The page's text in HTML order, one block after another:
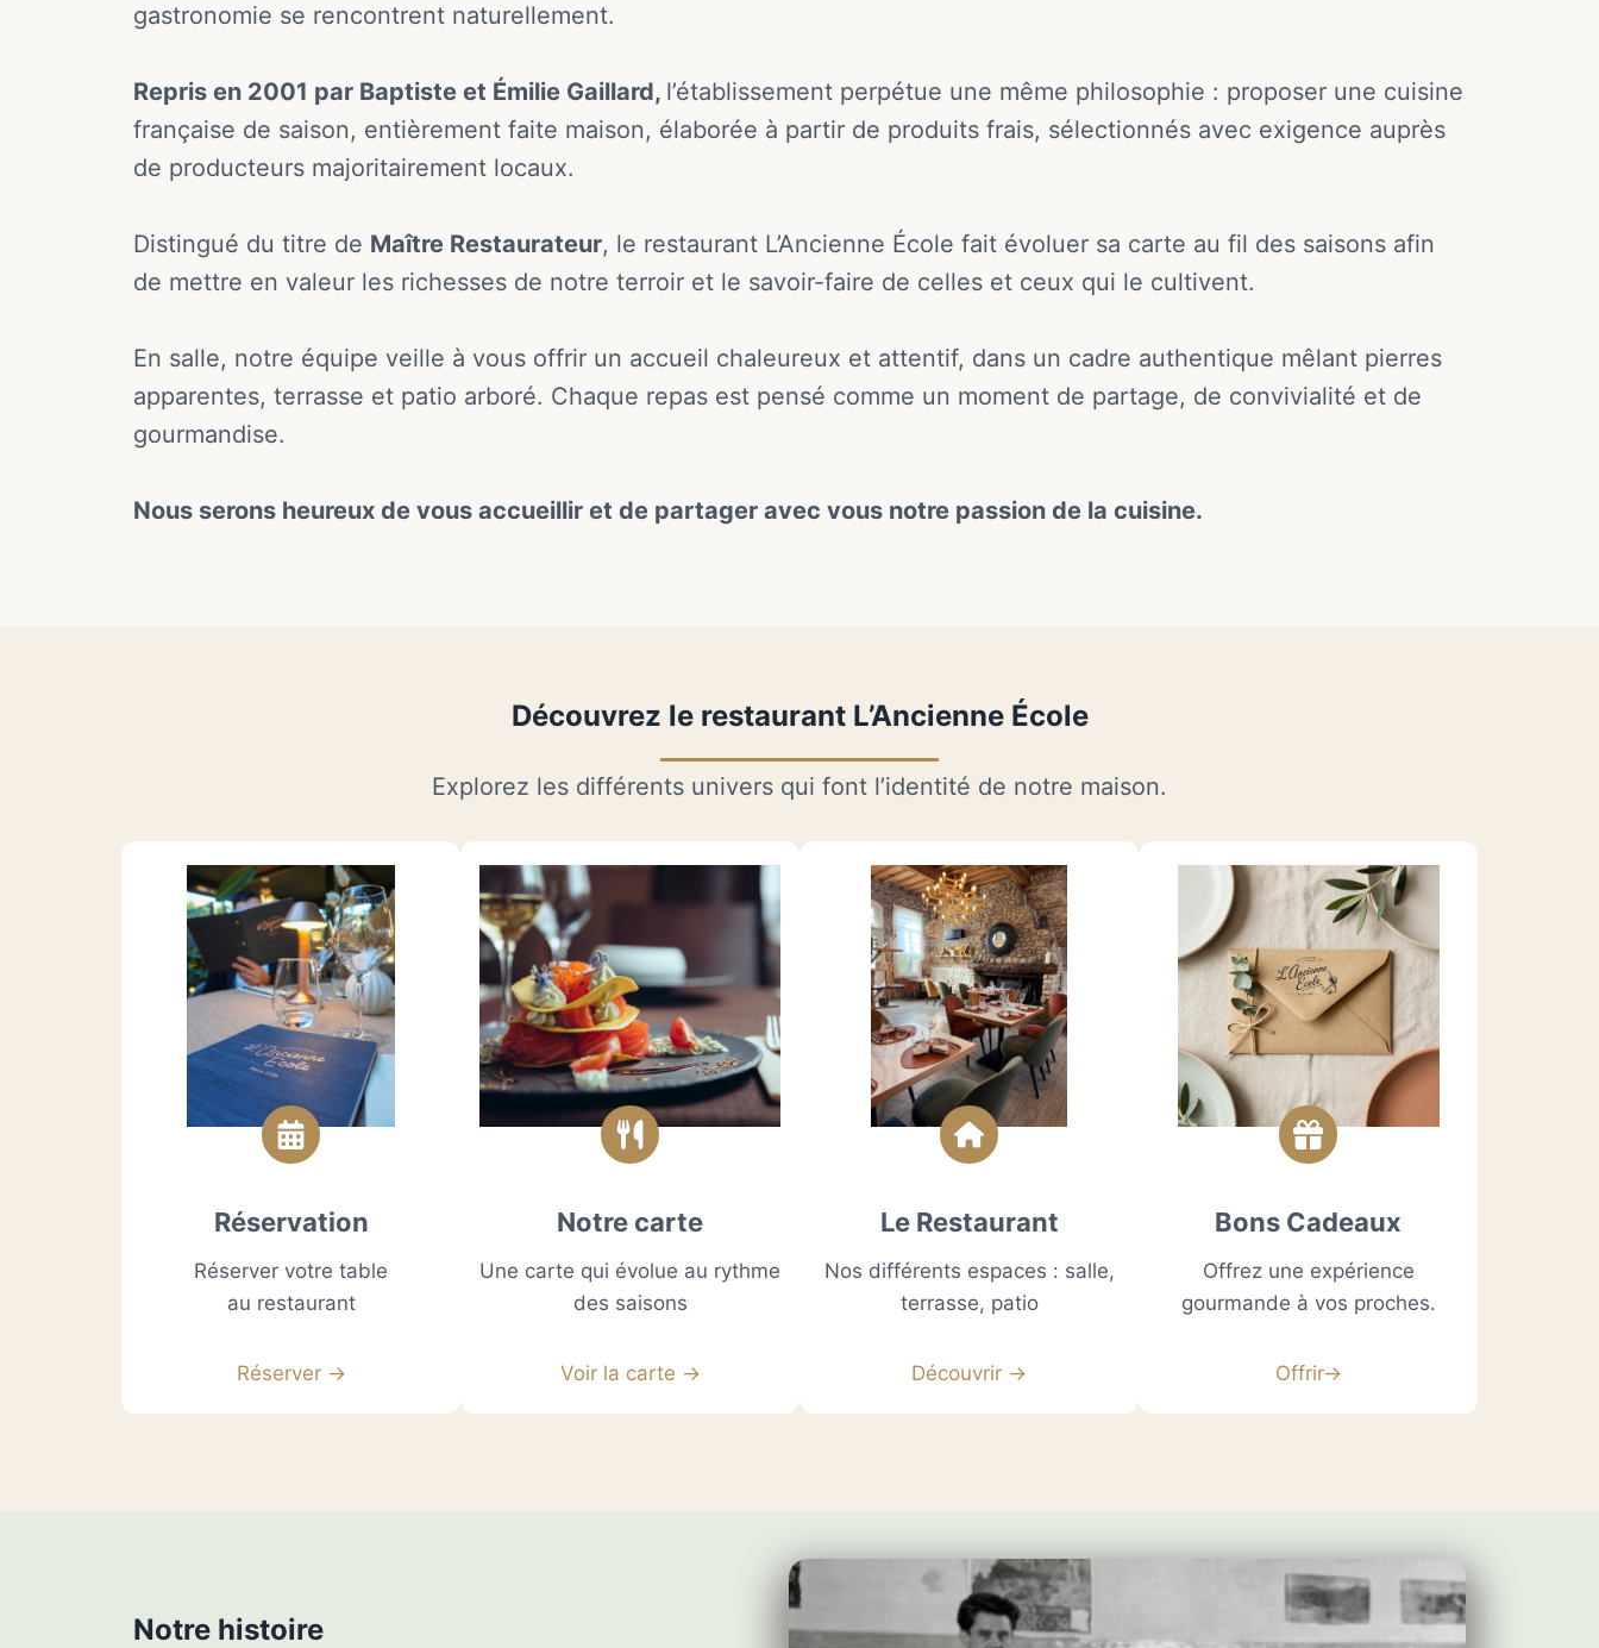
gastronomie se rencontrent naturellement.
Repris en 2001 par Baptiste et Émilie Gaillard, l’établissement perpétue une même philosophie : proposer une cuisine
française de saison, entièrement faite maison, élaborée à partir de produits frais, sélectionnés avec exigence auprès
de producteurs majoritairement locaux.
Distingué du titre de Maître Restaurateur, le restaurant L’Ancienne École fait évoluer sa carte au fil des saisons afin
de mettre en valeur les richesses de notre terroir et le savoir-faire de celles et ceux qui le cultivent.
En salle, notre équipe veille à vous offrir un accueil chaleureux et attentif, dans un cadre authentique mêlant pierres
apparentes, terrasse et patio arboré. Chaque repas est pensé comme un moment de partage, de convivialité et de
gourmandise.
Nous serons heureux de vous accueillir et de partager avec vous notre passion de la cuisine.
Découvrez le restaurant L’Ancienne École
Explorez les différents univers qui font l’identité de notre maison.
Réservation
Réserver votre table
au restaurant
Réserver →
Notre carte
Une carte qui évolue au rythme
des saisons
Voir la carte →
Le Restaurant
Nos différents espaces : salle,
terrasse, patio
Découvrir →
Bons Cadeaux
Offrez une expérience
gourmande à vos proches.
Offrir→
Notre histoire